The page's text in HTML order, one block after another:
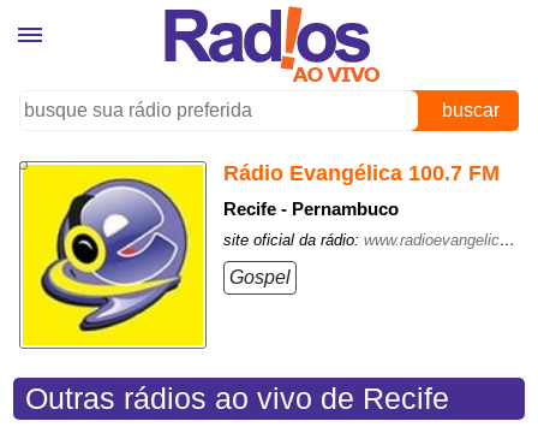
buscar
Rádio Evangélica 100.7 FM
Recife - Pernambuco
site oficial da rádio:www.radioevangelicafm.com.br
Gospel
Outras rádios ao vivo de Recife